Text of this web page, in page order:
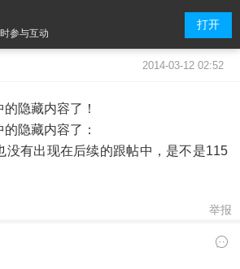
参与互动
打开
2014-03-12 02:52
隐藏内容了！
隐藏内容了：
没有出现在后续的跟帖中，是不是115
举报